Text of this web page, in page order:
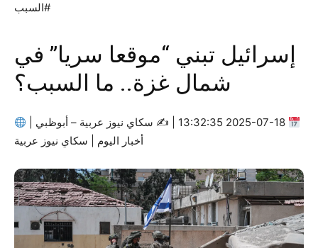
#السبب
إسرائيل تبني “موقعا سريا” في
شمال غزة.. ما السبب؟
سكاي نيوز عربية – أبوظبي |
أخبار اليوم | سكاي نيوز عربية